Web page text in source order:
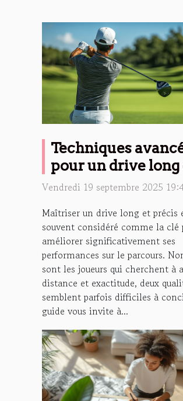
Techniques
pour un drive long
précis
Vendredi 19 septembre 2025
Maîtriser un drive long et précis
souvent considéré comme la clé
améliorer significativement ses
performances sur le parcours.
sont les joueurs qui cherchent à
distance et exactitude, deux
semblent parfois difficiles à
guide vous invite à...